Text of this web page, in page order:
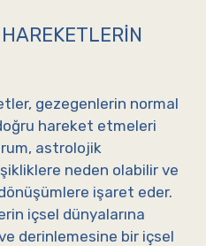
gezegenlerin normal
hareket etmeleri
astrolojik
neden olabilir ve
işaret eder.
içsel dünyalarına
derinlemesine bir içsel